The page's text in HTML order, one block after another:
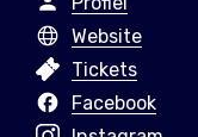
Website
Tickets
Facebook